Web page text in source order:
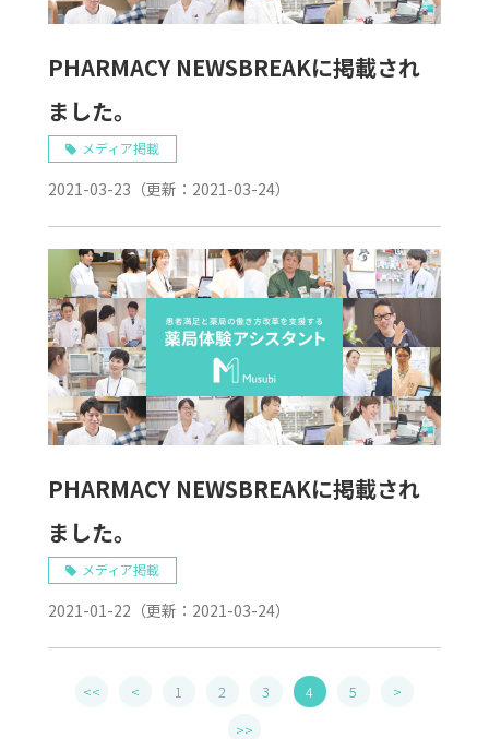
PHARMACY NEWSBREAKに掲載され
ました。
メディア掲載
2021-03-23 （更新： 2021-03-24）
PHARMACY NEWSBREAKに掲載され
ました。
メディア掲載
2021-01-22 （更新： 2021-03-24）
<< < 1 2 3 4 5
>
>>